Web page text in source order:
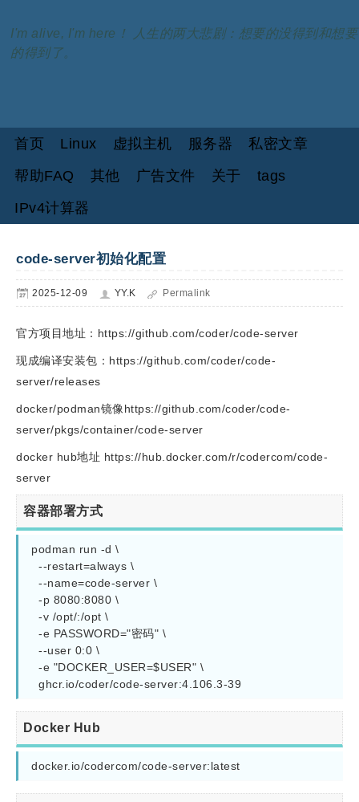
I'm alive, I'm here！ 人生的两大悲剧：想要的没得到和想要
的得到了。
首页 Linux 虚拟主机 服务器
私密文章
帮助FAQ
其他 广告文件 关于
tags
IPv4计算器
code-server初始化配置
2025-12-09 YY.K Permalink
官方项目地址：https://github.com/coder/code-server
现成编译安装包：https://github.com/coder/code-
server/releases
docker/podman镜像https://github.com/coder/code-
server/pkgs/container/code-server
docker hub地址 https://hub.docker.com/r/codercom/code-
server
容器部署方式
podman run -d \
  ghcr.io/coder/code-server:4.106.3-39
Docker Hub
docker.io/codercom/code-server:latest